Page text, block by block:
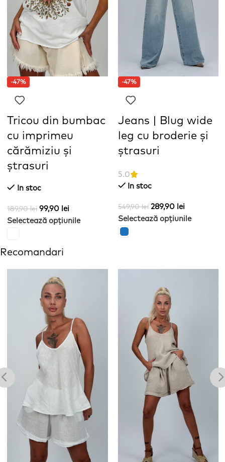
-47%
Tricou din bumbac
cu imprimeu
cărămiziu și
ștrasuri
In stoc
189,90lei 99,90 lei
Selectează opțiunile
-47%
Jeans | Blug wide
leg cu broderie și
ștrasuri
5.0
In stoc
549,90lei 289,90 lei
Selectează opțiunile
Recomandari